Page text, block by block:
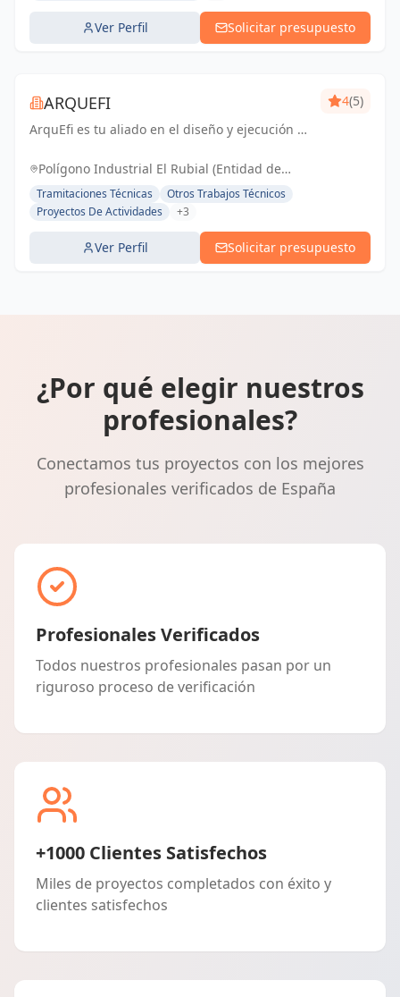
Ver Perfil Solicitar presupuesto
ARQUEFI
ArquEfi es tu aliado en el diseño y ejecución de
equipo experimentado y servicios completos,
desde el concepto hasta la entr...
4(5)
Polígono Industrial El Rubial (Entidad de
Conservación), Villena, España, España
Tramitaciones Técnicas
Otros Trabajos Técnicos
Proyectos De Actividades
+3
Ver Perfil Solicitar presupuesto
¿Por qué elegir nuestros
profesionales?
Conectamos tus proyectos con los mejores
profesionales verificados de España
Profesionales Verificados
Todos nuestros profesionales pasan por un
riguroso proceso de verificación
+1000 Clientes Satisfechos
Miles de proyectos completados con éxito y
clientes satisfechos